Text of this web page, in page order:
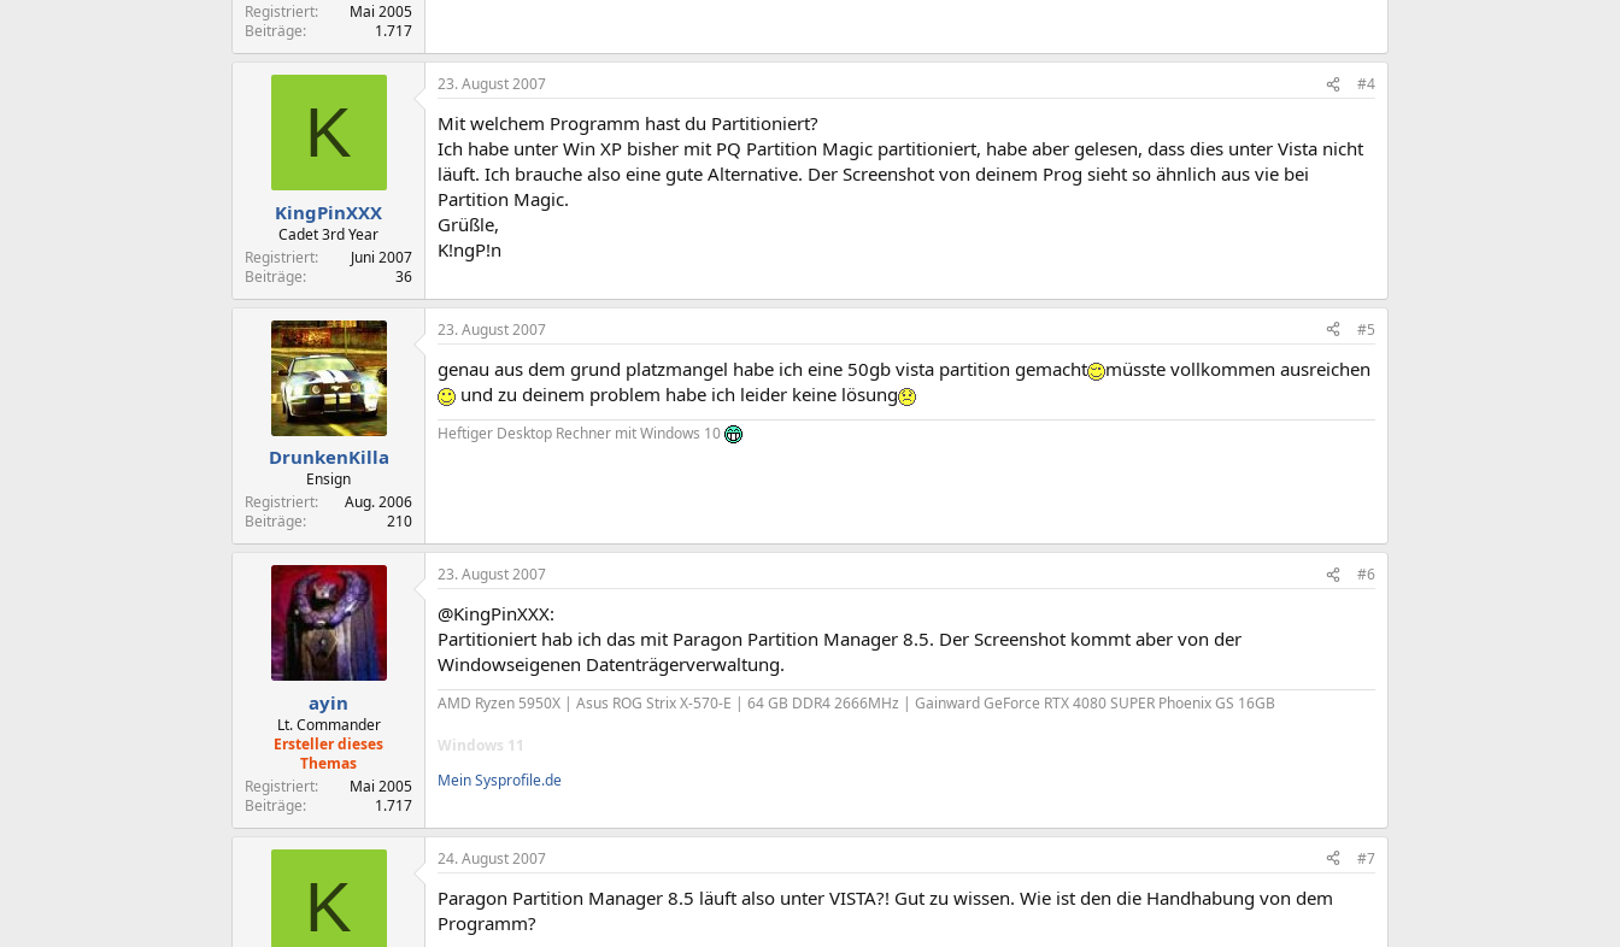
Registriert
Mai 2005
Beiträge
1.717
K
KingPinXXX
Cadet 3rd Year
Registriert
Juni 2007
Beiträge
36
23. August 2007 #4
Mit welchem Programm hast du Partitioniert?
Ich habe unter Win XP bisher mit PQ Partition Magic partitioniert, habe aber gelesen, dass dies unter Vista nicht
läuft. Ich brauche also eine gute Alternative. Der Screenshot von deinem Prog sieht so ähnlich aus vie bei
Partition Magic.
Grüßle,
K!ngP!n
DrunkenKilla
Ensign
Registriert
Aug. 2006
Beiträge
210
23. August 2007 #5
genau aus dem grund platzmangel habe ich eine 50gb vista partition gemacht
müsste vollkommen ausreichen
und zu deinem problem habe ich leider keine lösung
Heftiger Desktop Rechner mit Windows 10
ayin
Lt. Commander
Ersteller dieses
Themas
Registriert
Mai 2005
Beiträge
1.717
23. August 2007 #6
@KingPinXXX:
Partitioniert hab ich das mit Paragon Partition Manager 8.5. Der Screenshot kommt aber von der
Windowseigenen Datenträgerverwaltung.
AMD Ryzen 5950X | Asus ROG Strix X-570-E | 64 GB DDR4 2666MHz | Gainward GeForce RTX 4080 SUPER Phoenix GS 16GB
Windows 11
Mein Sysprofile.de
K
24. August 2007 #7
Paragon Partition Manager 8.5 läuft also unter VISTA?! Gut zu wissen. Wie ist den die Handhabung von dem
Programm?